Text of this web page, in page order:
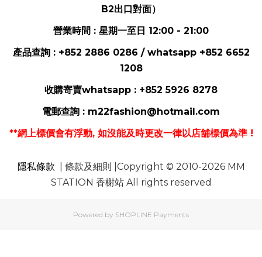
B2出口對面）
營業時間 : 星期一至日 12:00 - 21:00
產品查詢 : +852 2886 0286 / whatsapp +852 6652
1208
收購寄賣whatsapp : +852 5926 8278
電郵查詢 : m22fashion@hotmail.com
**網上標價會有浮動, 如沒能及時更改一律以店舖標價為準 !
隱私條款
| 條款及細則 |Copyright © 2010-2026 MM
STATION 香榭站 All rights reserved
Powered by SHOPLINE Payments